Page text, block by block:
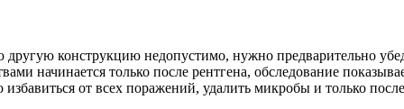
конструкцию недопустимо, нужно предварительно
начинается только после рентгена, обследование
от всех поражений, удалить микробы и только